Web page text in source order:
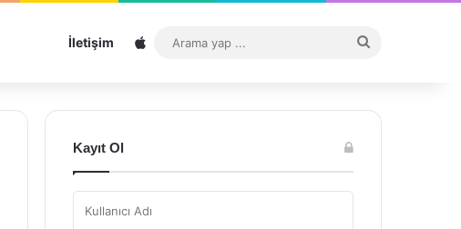
İletişim Sitemap
...
Kayıt Ol